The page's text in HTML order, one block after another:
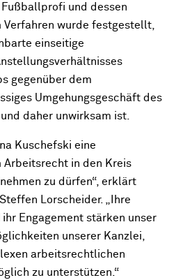
und dessen
Verfahren wurde festgestellt,
einseitige
gegenüber dem
Umgehungsgeschäft des
daher unwirksam ist.
Kuschefski eine
Arbeitsrecht in den Kreis
zu dürfen“, erklärt
Lorscheider. „Ihre
Engagement stärken unser
unserer Kanzlei,
arbeitsrechtlichen
zu unterstützen.“